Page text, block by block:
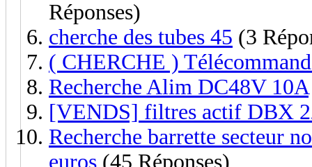
Réponses)
cherche des tubes 45 (3
( CHERCHE )
Recherche Alim DC48V 10A
[VENDS] filtres actif DBX
Recherche barrette secteur
euros (45 Réponses)